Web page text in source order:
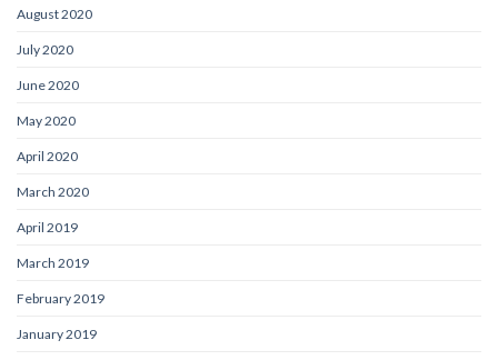
August 2020
July 2020
June 2020
May 2020
April 2020
March 2020
April 2019
March 2019
February 2019
January 2019